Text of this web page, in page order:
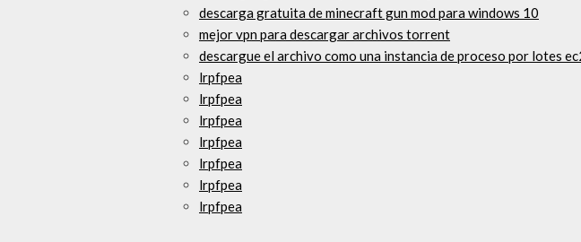
descarga gratuita de minecraft gun mod para windows 10
mejor vpn para descargar archivos torrent
descargue el archivo como una instancia de proceso por lotes
lrpfpea
lrpfpea
lrpfpea
lrpfpea
lrpfpea
lrpfpea
lrpfpea